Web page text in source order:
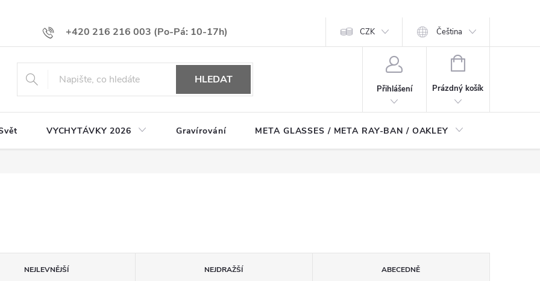
+420 216 216 003 CZK Čeština
HLEDAT
Přihlášení
NÁKUPNÍ
Prázdný košík
VYCHYTÁVKY 2026 Gravírování META GLASSES / META RAY-BAN / OAKLEY
NEJLEVNĚJŠÍ NEJDRAŽŠÍ ABECEDNĚ